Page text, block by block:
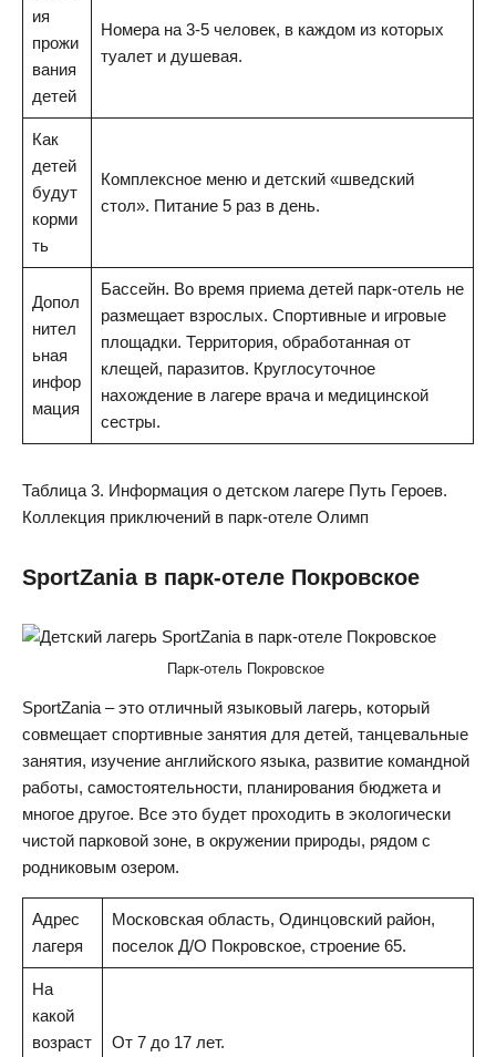
ия
прожи
вания
детей
Номера на 3-5 человек, в каждом из которых
туалет и душевая.
Как
детей
будут
корми
ть
Комплексное меню и детский «шведский
стол». Питание 5 раз в день.
Допол
нител
ьная
инфор
мация
Бассейн. Во время приема детей парк-отель не
размещает взрослых. Спортивные и игровые
площадки. Территория, обработанная от
клещей, паразитов. Круглосуточное
нахождение в лагере врача и медицинской
сестры.
Таблица 3. Информация о детском лагере Путь Героев.
Коллекция приключений в парк-отеле Олимп
SportZania в парк-отеле Покровское
Парк-отель Покровское
SportZania – это отличный языковый лагерь, который
совмещает спортивные занятия для детей, танцевальные
занятия, изучение английского языка, развитие командной
работы, самостоятельности, планирования бюджета и
многое другое. Все это будет проходить в экологически
чистой парковой зоне, в окружении природы, рядом с
родниковым озером.
Адрес
лагеря
Московская область, Одинцовский район,
поселок Д/О Покровское, строение 65.
На
какой
возраст
От 7 до 17 лет.